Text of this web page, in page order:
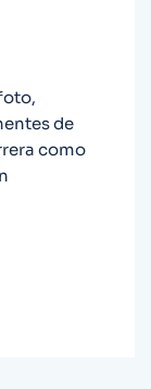
de
como